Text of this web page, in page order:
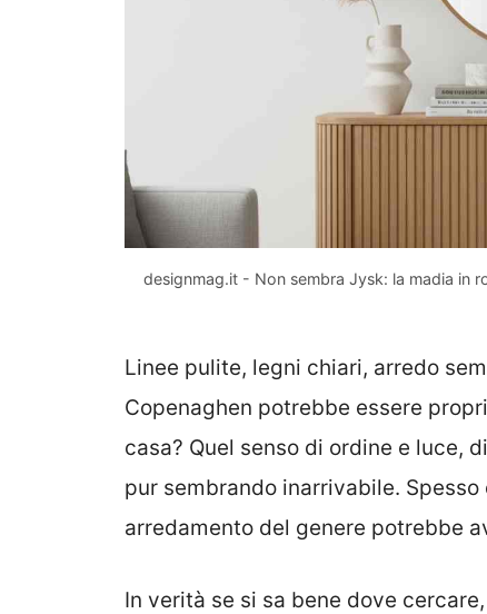
designmag.it - Non sembra Jysk: la madia in
Linee pulite, legni chiari, arredo
Copenaghen potrebbe essere
casa? Quel senso di ordine e luce,
pur sembrando inarrivabile.
arredamento del genere potrebbe
In verità se si sa bene dove